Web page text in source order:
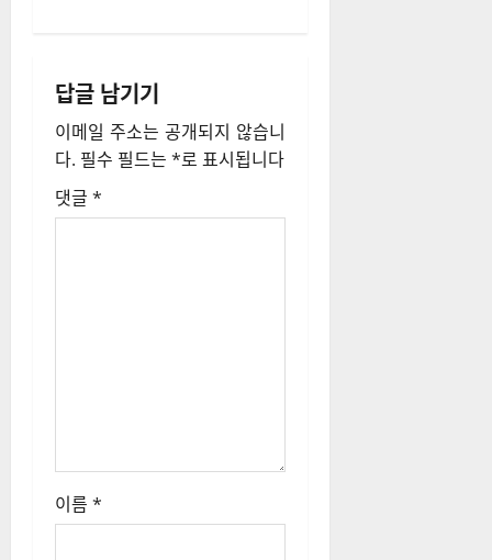
이
션
답글 남기기
이메일 주소는 공개되지 않습니
다. 필수 필드는 *로 표시됩니다
댓글 *
이름 *